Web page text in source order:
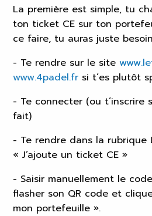
La première est simple, tu
ton ticket CE sur ton
ce faire, tu auras juste
- Te rendre sur le site
www.4padel.fr si t’es plutôt
- Te connecter (ou t’inscrire
fait)
- Te rendre dans la rubrique
« J’ajoute un ticket CE »
- Saisir manuellement le
flasher son QR code et
mon portefeuille ».